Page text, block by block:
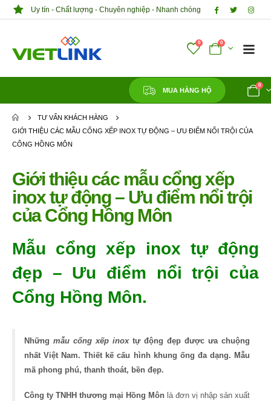
Uy tín - Chất lượng - Chuyên nghiệp - Nhanh chóng
0 0
MUA HÀNG HỘ
0
TƯ VẤN KHÁCH HÀNG
GIỚI THIỆU CÁC MẪU CỔNG XẾP INOX TỰ ĐỘNG – ƯU ĐIỂM NỔI TRỘI CỦA
CỔNG HỒNG MÔN
Giới thiệu các mẫu cổng xếp
inox tự động – Ưu điểm nổi trội
của Cổng Hồng Môn
Mẫu cổng xếp inox tự động
đẹp – Ưu điểm nổi trội của
Cổng Hồng Môn.
Những mẫu cổng xếp inoxtự động đẹp được ưa chuộng
nhất Việt Nam. Thiết kế cấu hình khung ống đa dạng. Mẫu
mã phong phú, thanh thoát, bền đẹp.
Công ty TNHH thương mại Hồng Môn là đơn vị nhập sản xuất